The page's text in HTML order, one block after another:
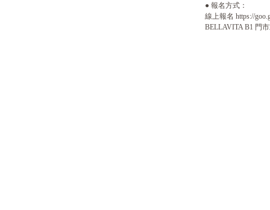
● 報名方式：
線上報名 https://
BELLAVITA B1 門